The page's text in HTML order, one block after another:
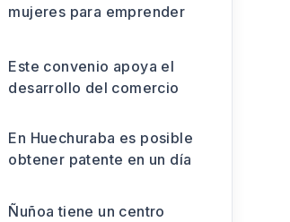
mujeres para emprender
Este convenio apoya el
desarrollo del comercio
En Huechuraba es posible
obtener patente en un día
Ñuñoa tiene un centro